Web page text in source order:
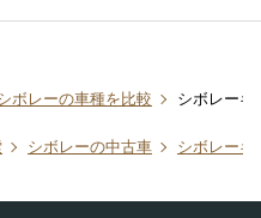
ボレーの車種を比較 シボレーキ
シボレーの中古車 シボレーキ